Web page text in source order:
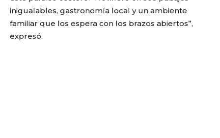
inigualables, gastronomía local y un ambiente
familiar que los espera con los brazos abiertos”,
expresó.